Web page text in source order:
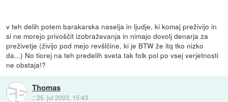
v teh delih potem barakarska naselja in ljudje, ki komaj preživijo in
si ne morejo privoščit izobraževanja in nimajo dovolj denarja za
preživetje (živijo pod mejo revšlčine, ki je BTW že itq tko nizko
da...) No tiorej na teh predelih sveta tak folk pol po vsej verjetnosti
ne obstaja!?
Thomas
::25. jul 2003, 15:43